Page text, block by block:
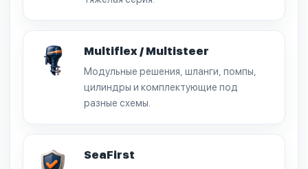
Multiflex / Multisteer
Модульные решения, шланги, помпы,
цилиндры и комплектующие под
разные схемы.
SeaFirst